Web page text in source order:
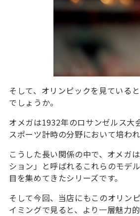
そして、オリンピックを見ている
でしょうか。
オメガは1932年のロサンゼルス大
スポーツ計時の分野において培わ
こうした長い関係の中で、オメガ
ション」と呼ばれるこれらのモデ
目を集めてきたシリーズです。
そして今回、当店にもこのオリン
イミングで見ると、より一層魅力